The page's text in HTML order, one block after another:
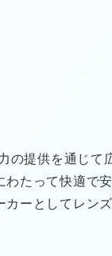
の提供を通じ
たって快適で
ーとしてレン